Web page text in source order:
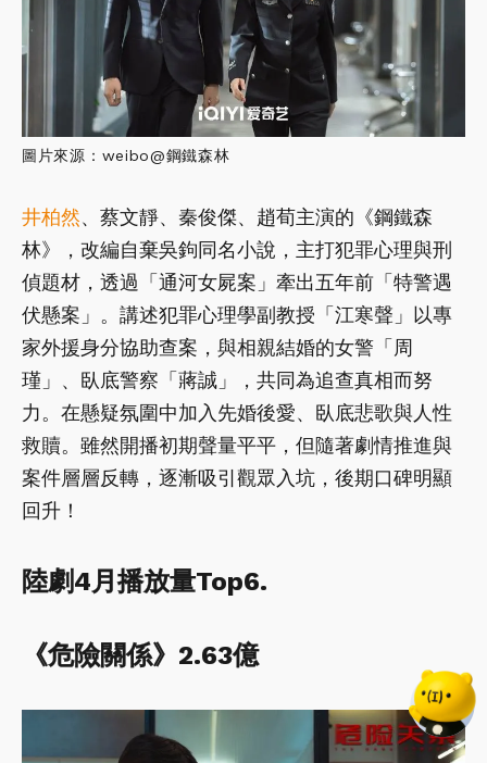
圖片來源：weibo@鋼鐵森林
井柏然、蔡文靜、秦俊傑、趙荀主演的《鋼鐵森
林》，改編自棄吳鉤同名小說，主打犯罪心理與刑
偵題材，透過「通河女屍案」牽出五年前「特警遇
伏懸案」。講述犯罪心理學副教授「江寒聲」以專
家外援身分協助查案，與相親結婚的女警「周
瑾」、臥底警察「蔣誠」，共同為追查真相而努
力。在懸疑氛圍中加入先婚後愛、臥底悲歌與人性
救贖。雖然開播初期聲量平平，但隨著劇情推進與
案件層層反轉，逐漸吸引觀眾入坑，後期口碑明顯
回升！
陸劇4月播放量Top6.
《危險關係》2.63億